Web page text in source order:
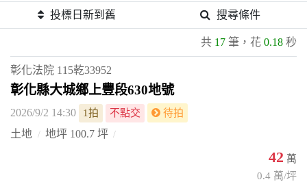
投標日新到舊 搜尋條件
共 17 筆，花 0.18 秒
彰化法院 115乾33952
彰化縣大城鄉上豐段630地號
2026/9/2 14:30 1拍 不點交 待拍
土地 地坪 100.7 坪
42 萬
0.4 萬/坪